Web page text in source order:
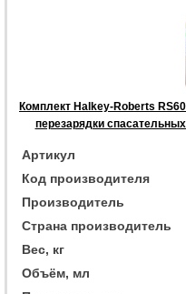
Комплект Halkey-Roberts
перезарядки
Артикул
Код производителя
Производитель
Страна производитель
Вес, кг
Объём, мл